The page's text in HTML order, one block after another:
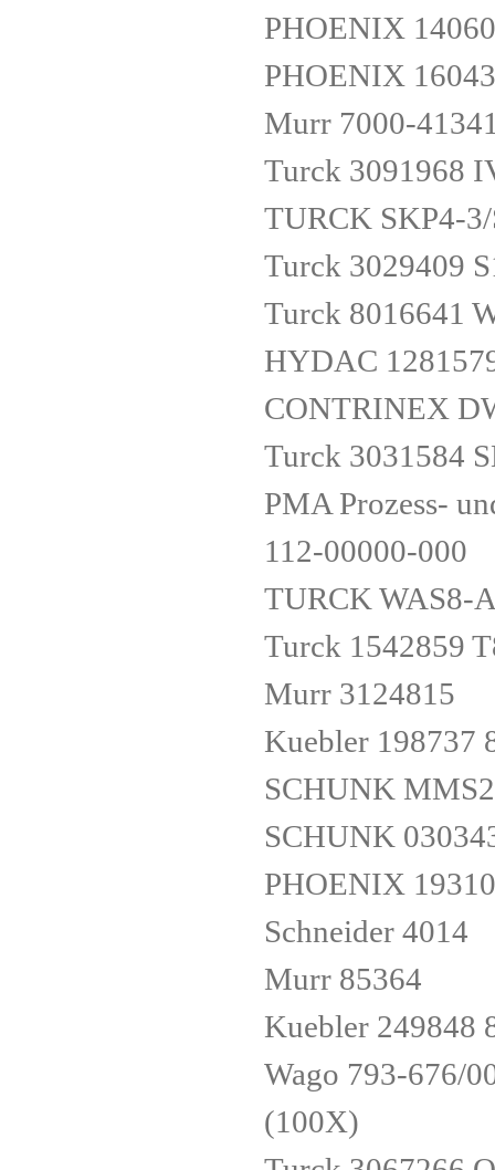
PHOENIX
PHOENIX
Murr 7000-
Turck 3091968
TURCK SKP4-
Turck 3029409
Turck 8016641
HYDAC
CONTRINEX
Turck 3031584
PMA Prozess-
112-00000-000
TURCK WAS8-
Turck 1542859
Murr 3124815
Kuebler 198737
SCHUNK
SCHUNK
PHOENIX
Schneider 4014
Murr 85364
Kuebler 249848
Wago 793-676/
(100X)